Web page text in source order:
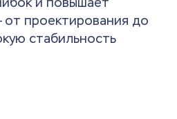
от проектирования до
стабильность